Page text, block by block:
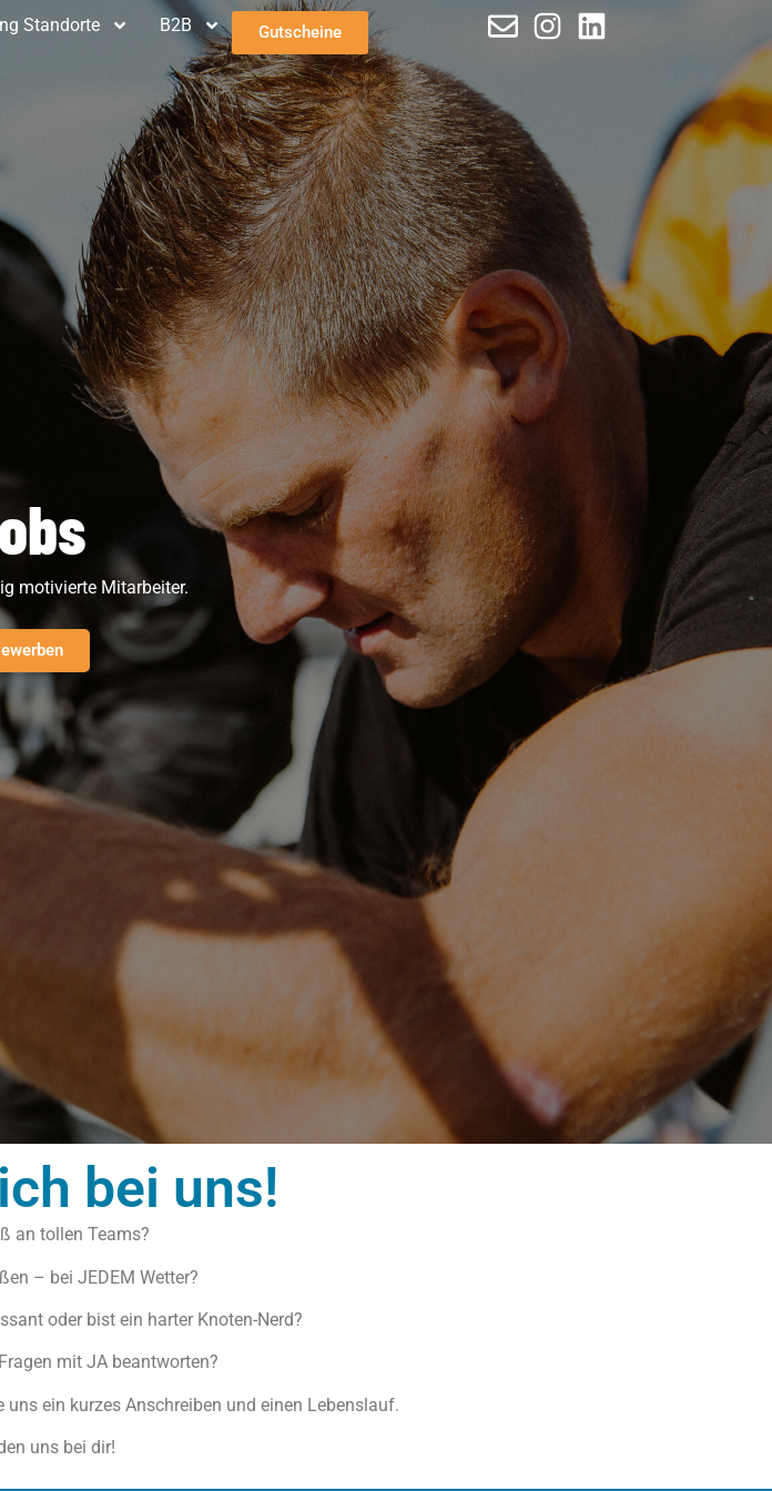
Standorte B2B Gutscheine
motivierte Mitarbeiter.
bei uns!
an tollen Teams?
– bei JEDEM Wetter?
oder bist ein harter Knoten-Nerd?
mit JA beantworten?
ein kurzes Anschreiben und einen Lebenslauf.
uns bei dir!